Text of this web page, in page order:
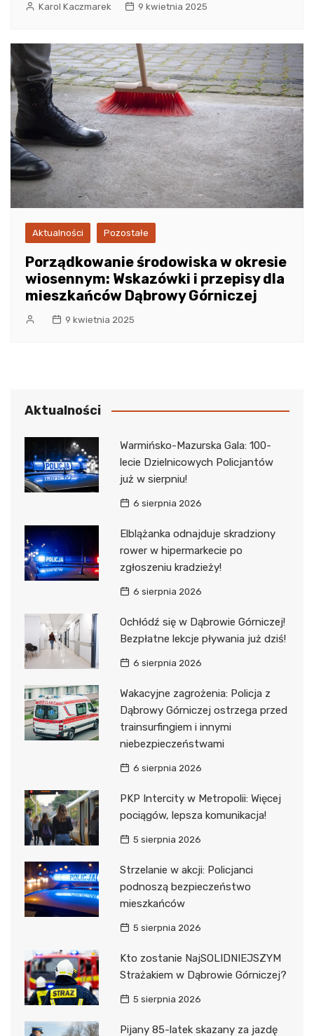
Karol Kaczmarek 9 kwietnia 2025
Aktualności Pozostałe
Porządkowanie środowiska w okresie
wiosennym: Wskazówki i przepisy dla
mieszkańców Dąbrowy Górniczej
9 kwietnia 2025
Aktualności
Warmińsko-Mazurska Gala: 100-
lecie Dzielnicowych Policjantów
już w sierpniu!
6 sierpnia 2026
Elblążanka odnajduje skradziony
rower w hipermarkecie po
zgłoszeniu kradzieży!
6 sierpnia 2026
Ochłódź się w Dąbrowie Górniczej!
Bezpłatne lekcje pływania już dziś!
6 sierpnia 2026
Wakacyjne zagrożenia: Policja z
Dąbrowy Górniczej ostrzega przed
trainsurfingiem i innymi
niebezpieczeństwami
6 sierpnia 2026
PKP Intercity w Metropolii: Więcej
pociągów, lepsza komunikacja!
5 sierpnia 2026
Strzelanie w akcji: Policjanci
podnoszą bezpieczeństwo
mieszkańców
5 sierpnia 2026
Kto zostanie NajSOLIDNIEJSZYM
Strażakiem w Dąbrowie Górniczej?
5 sierpnia 2026
Pijany 85-latek skazany za jazdę